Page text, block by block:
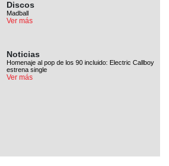
Discos
Madball
Ver más
Noticias
Homenaje al pop de los 90 incluido: Electric Callboy
estrena single
Ver más